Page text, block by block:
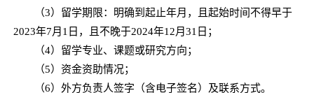
（3）留学期限：明确到起止年月，且起始时间不得早于
2023年7月1日，且不晚于2024年12月31日；
（4）留学专业、课题或研究方向；
（5）资金资助情况；
（6）外方负责人签字（含电子签名）及联系方式。